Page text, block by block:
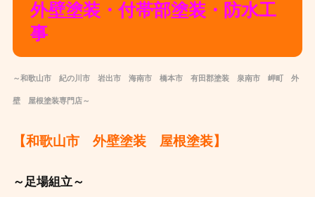
外壁塗装・付帯部塗装・防水工
事
～和歌山市 紀の川市 岩出市 海南市 橋本市 有田郡塗装 泉南市 岬町 外
壁屋根塗装専門店～
【和歌山市 外壁塗装 屋根塗装】
～足場組立～